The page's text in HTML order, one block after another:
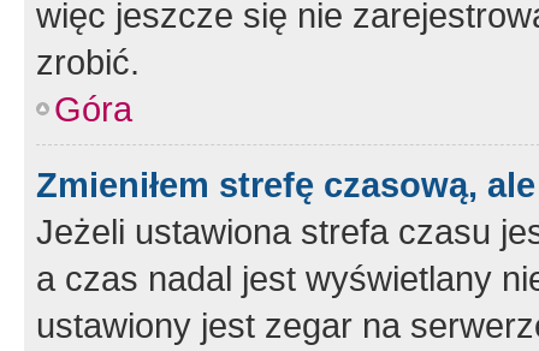
więc jeszcze się nie
zrobić.
Góra
Zmieniłem strefę czasową,
Jeżeli ustawiona strefa czasu
a czas nadal jest wyświetlany
ustawiony jest zegar na